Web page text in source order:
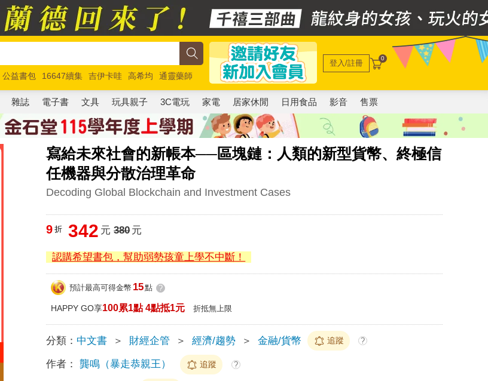
公益書包 16647續集 吉伊卡哇 高希均
通靈藥師
馬斯克 玩具總動員5 超慢跑
登入/註冊 0
雜誌 電子書 文具 玩具親子 3C電玩 家電 居家休閒 日用食品 影音 售票
寫給未來社會的新帳本──區塊鏈：人類的新型貨幣、終極信
任機器與分散治理革命
Decoding Global Blockchain and Investment Cases
9 折 342 元 380元
認購希望書包，幫助弱勢孩童上學不中斷！
預計最高可得金幣 15點 ?
HAPPY GO享100累1點 4點抵1元 折抵無上限
分類： 中文書 ＞ 財經企管 ＞ 經濟/趨勢 ＞ 金融/貨幣 追蹤 ?
作者： 龔鳴（暴走恭親王） 追蹤 ?